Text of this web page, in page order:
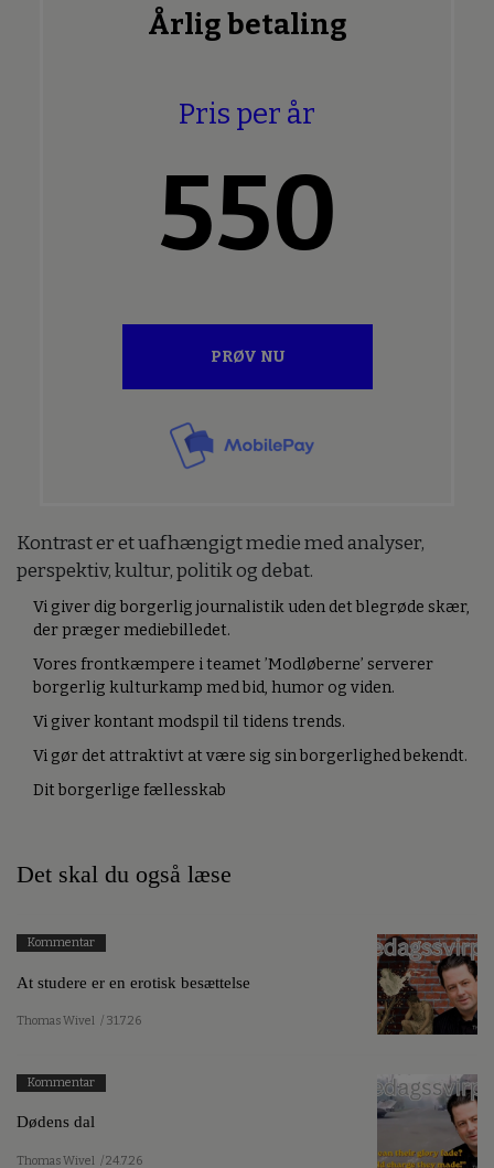
Årlig betaling
Pris per år
550
PRØV NU
Kontrast er et uafhængigt medie med analyser,
perspektiv, kultur, politik og debat.
Vi giver dig borgerlig journalistik uden det blegrøde skær,
der præger mediebilledet.
Vores frontkæmpere i teamet ’Modløberne’ serverer
borgerlig kulturkamp med bid, humor og viden.
Vi giver kontant modspil til tidens trends.
Vi gør det attraktivt at være sig sin borgerlighed bekendt.
Dit borgerlige fællesskab
Det skal du også læse
Kommentar
At studere er en erotisk besættelse
Thomas Wivel / 31.7.26
Kommentar
Dødens dal
Thomas Wivel / 24.7.26